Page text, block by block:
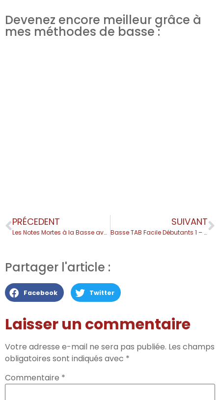
Devenez encore meilleur grâce à
mes méthodes de basse :
PRÉCEDENT
Les Notes Mortes à la Basse avec Alain Caron
SUIVANT
Basse TAB Facile Débutants 1 – Feel Good Inc.
Partager l'article :
Facebook Twitter
Laisser un commentaire
Votre adresse e-mail ne sera pas publiée. Les champs
obligatoires sont indiqués avec *
Commentaire *